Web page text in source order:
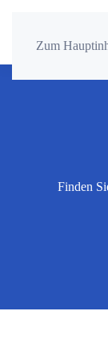
Zum
Finden